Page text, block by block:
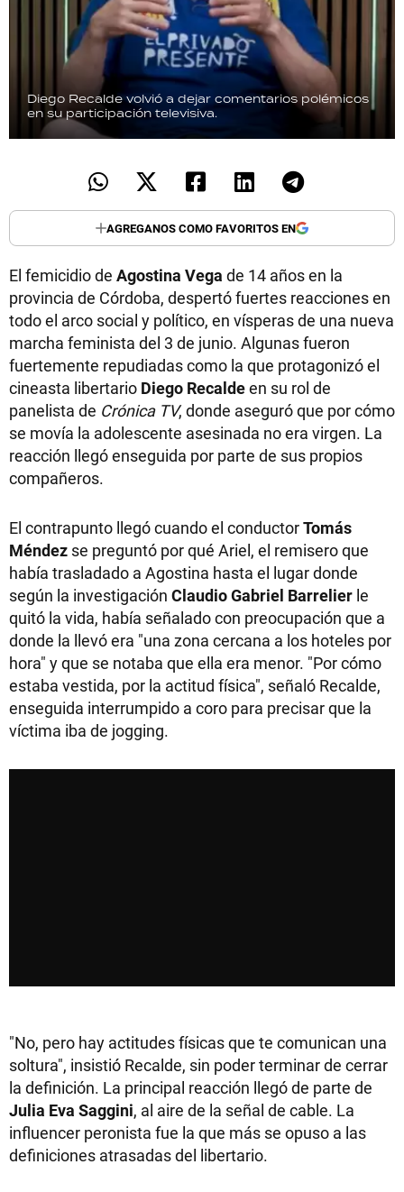
Diego Recalde volvió a dejar comentarios polémicos
en su participación televisiva.
AGREGANOS COMO FAVORITOS EN
El femicidio de Agostina Vega de 14 años en la
provincia de Córdoba, despertó fuertes reacciones en
todo el arco social y político, en vísperas de una nueva
marcha feminista del 3 de junio. Algunas fueron
fuertemente repudiadas como la que protagonizó el
cineasta libertario Diego Recaldeen su rol de
panelista de Crónica TV, donde aseguró que por cómo
se movía la adolescente asesinada no era virgen. La
reacción llegó enseguida por parte de sus propios
compañeros.
El contrapunto llegó cuando el conductorTomás
Méndez se preguntó por qué Ariel, el remisero que
había trasladado a Agostina hasta el lugar donde
según la investigación Claudio Gabriel Barrelier le
quitó la vida, había señalado con preocupación que a
donde la llevó era "una zona cercana a los hoteles por
hora" y que se notaba que ella era menor. "Por cómo
estaba vestida, por la actitud física", señaló Recalde,
enseguida interrumpido a coro para precisar que la
víctima iba de jogging.
"No, pero hay actitudes físicas que te comunican una
soltura", insistió Recalde, sin poder terminar de cerrar
la definición. La principal reacción llegó de parte de
Julia Eva Saggini, al aire de la señal de cable. La
influencer peronista fue la que más se opuso a las
definiciones atrasadas del libertario.
Seguinos